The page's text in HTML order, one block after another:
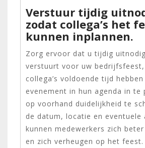
Verstuur tijdig
zodat collega’s het
kunnen inplannen.
Zorg ervoor dat u tijdig
verstuurt voor uw
collega’s voldoende tijd
evenement in hun agenda in te
op voorhand duidelijkheid te
de datum, locatie en eventuele
kunnen medewerkers zich
en zich verheugen op het